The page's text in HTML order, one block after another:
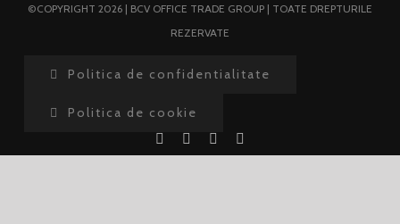
©COPYRIGHT 2026 | BCV OFFICE TRADE GROUP | TOATE DREPTURILE
REZERVATE
Politica de confidentialitate
Politica de cookie